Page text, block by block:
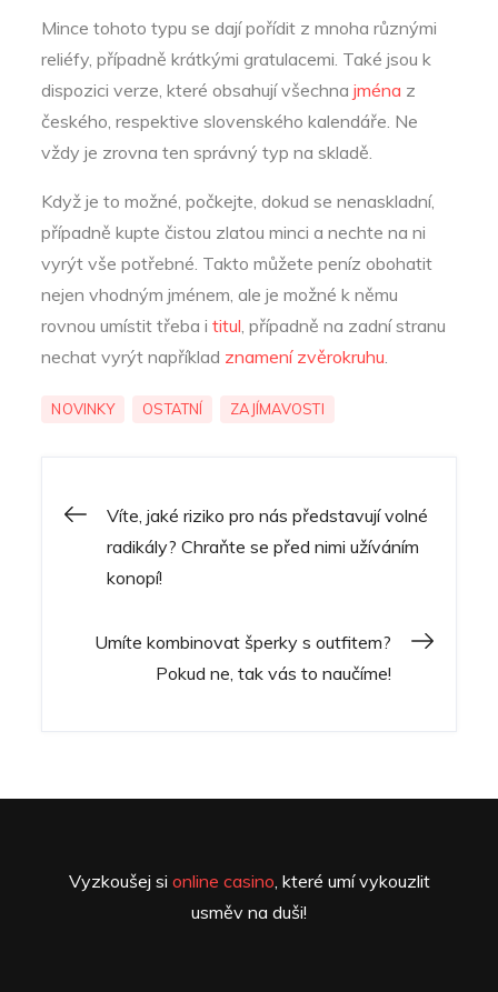
Mince tohoto typu se dají pořídit z mnoha různými
reliéfy, případně krátkými gratulacemi. Také jsou k
dispozici verze, které obsahují všechnajména z
českého, respektive slovenského kalendáře. Ne
vždy je zrovna ten správný typ na skladě.
Když je to možné, počkejte, dokud se nenaskladní,
případně kupte čistou zlatou minci a nechte na ni
vyrýt vše potřebné. Takto můžete peníz obohatit
nejen vhodným jménem, ale je možné k němu
rovnou umístit třeba ititul , případně na zadní stranu
nechat vyrýt například znamení zvěrokruhu
NOVINKY OSTATNÍ ZAJÍMAVOSTI
Navigace
pro
příspěvek
Víte, jaké riziko pro nás představují volné
radikály? Chraňte se před nimi užíváním
konopí!
Umíte kombinovat šperky s outfitem?
Pokud ne, tak vás to naučíme!
Vyzkoušej si online casino , které umí vykouzlit
usměv na duši!